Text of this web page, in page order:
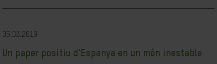
06.03.2019
Un paper positiu d'Espanya en un món inestable